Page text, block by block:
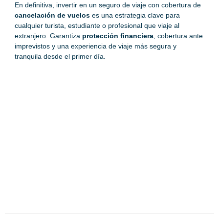
En definitiva, invertir en un seguro de viaje con cobertura de
cancelación de vuelos es una estrategia clave para
cualquier turista, estudiante o profesional que viaje al
extranjero. Garantiza protección financiera , cobertura ante
imprevistos y una experiencia de viaje más segura y
tranquila desde el primer día.